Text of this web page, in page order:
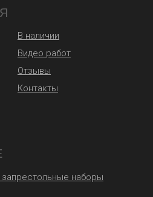
Видео работ
Отзывы
Контакты
наборы
В наличии